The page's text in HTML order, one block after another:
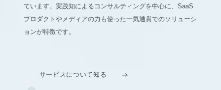
ています。実践知によるコンサルティングを中心に、SaaS
プロダクトやメディアの力も使った一気通貫でのソリューシ
ョンが特徴です。
サービスについて知る